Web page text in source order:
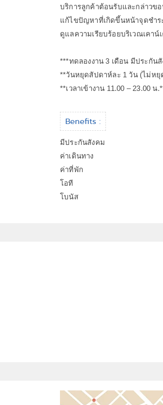
บริการลูกค้าต้อนรับและกล่าวข
แก้ไขปัญหาที่เกิดขึ้นหน้าจุดชำร
ดูแลความเรียบร้อยบริเวณเคาน์
***ทดลองงาน​ 3 เดือน มีประกัน
**วันหยุดสัปดาห์ละ 1 วัน (ไม่หยุ
**เวลาเข้างาน 11.00 – 23.00 น
Benefits :
มีประกันสังคม
ค่าเดินทาง
ค่าที่พัก
โอที
โบนัส